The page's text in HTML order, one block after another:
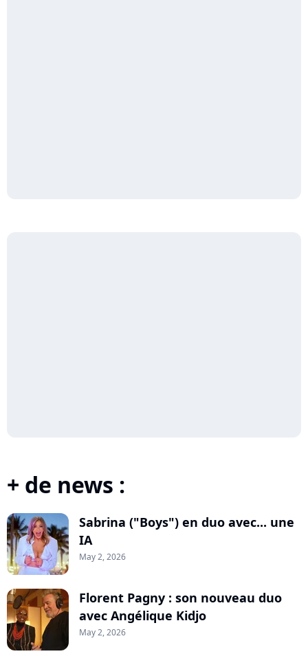
+ de news :
Sabrina ("Boys") en duo avec... une
IA
May 2, 2026
Florent Pagny : son nouveau duo
avec Angélique Kidjo
May 2, 2026